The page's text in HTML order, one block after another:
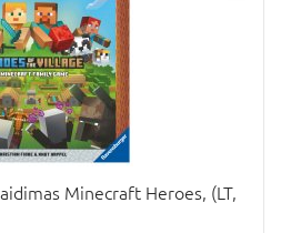
Minecraft Heroes, (LT,